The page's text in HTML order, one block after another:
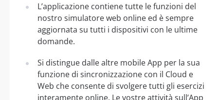
L’applicazione contiene tutte le funzioni del
nostro simulatore web online ed è sempre
aggiornata su tutti i dispositivi con le ultime
domande.
Si distingue dalle altre mobile App per la sua
funzione di sincronizzazione con il Cloud e
Web che consente di svolgere tutti gli esercizi
interamente online. Le vostre attività sull’App